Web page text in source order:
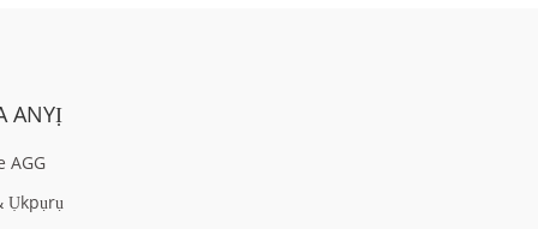
ANYỊ
AGG
Ụkpụrụ